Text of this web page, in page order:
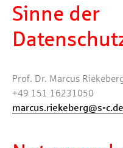
Sinne der
Prof. Dr. Marcus
+49 151 16231050
marcus.riekeberg@s-c.de